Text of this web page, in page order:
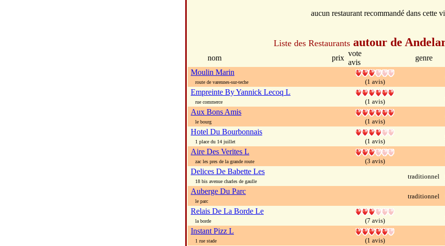
aucun restaurant recommandé dans cette
Liste des Restaurants autour de
nom prix
vote
avis
genre
Moulin Marin
route de varennes-sur-teche (1 avis)
Empreinte By Yannick Lecoq L
rue commerce (1 avis)
Aux Bons Amis
le bourg (1 avis)
Hotel Du Bourbonnais
1 place du 14 juillet (1 avis)
Aire Des Verites L
zac les pres de la grande route (3 avis)
Delices De Babette Les
18 bis avenue charles de gaulle
traditionnel
Auberge Du Parc
le parc
traditionnel
Relais De La Borde Le
la borde (7 avis)
Instant Pizz L
1 rue stade (1 avis)